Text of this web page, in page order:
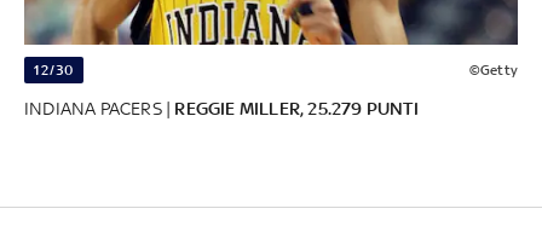
12/30 ©Getty
INDIANA PACERS | REGGIE MILLER, 25.279 PUNTI